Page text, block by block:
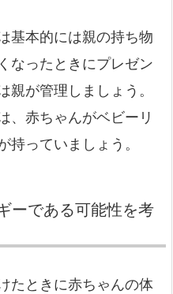
基本的には親の持ち物
なったときにプレゼン
親が管理しましょう。
、赤ちゃんがベビーリ
持っていましょう。
ーである可能性を考
たときに赤ちゃんの体